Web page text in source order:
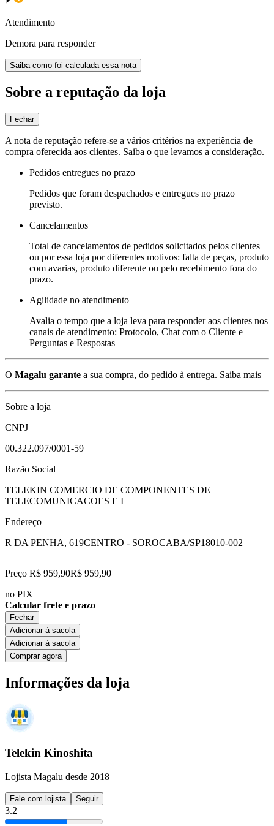
Atendimento
Demora para responder
Saiba como foi calculada essa nota
Sobre a reputação da loja
Fechar
A nota de reputação refere-se a vários critérios na experiência de
compra oferecida aos clientes. Saiba o que levamos a consideração.
Pedidos entregues no prazo
Pedidos que foram despachados e entregues no prazo
previsto.
Cancelamentos
Total de cancelamentos de pedidos solicitados pelos clientes
ou por essa loja por diferentes motivos: falta de peças, produto
com avarias, produto diferente ou pelo recebimento fora do
prazo.
Agilidade no atendimento
Avalia o tempo que a loja leva para responder aos clientes nos
canais de atendimento: Protocolo, Chat com o Cliente e
Perguntas e Respostas
O Magalu garante a sua compra, do pedido à entrega. Saiba mais
Sobre a loja
CNPJ
00.322.097/0001-59
Razão Social
TELEKIN COMERCIO DE COMPONENTES DE
TELECOMUNICACOES E I
Endereço
R DA PENHA, 619CENTRO - SOROCABA/SP18010-002
Preço R$ 959,90R$ 959,90
no PIX
Calcular frete e prazo
Fechar
Adicionar à sacola
Adicionar à sacola
Comprar agora
Informações da loja
Telekin Kinoshita
Lojista Magalu desde 2018
Fale com lojista Seguir
3.2